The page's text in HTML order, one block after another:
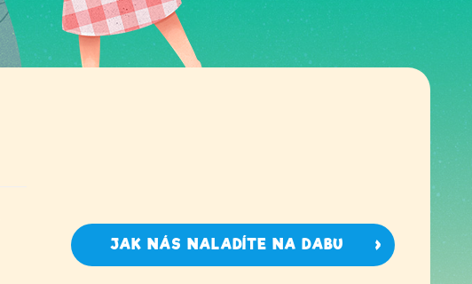
JAK NÁS NALADÍTE NA DABU